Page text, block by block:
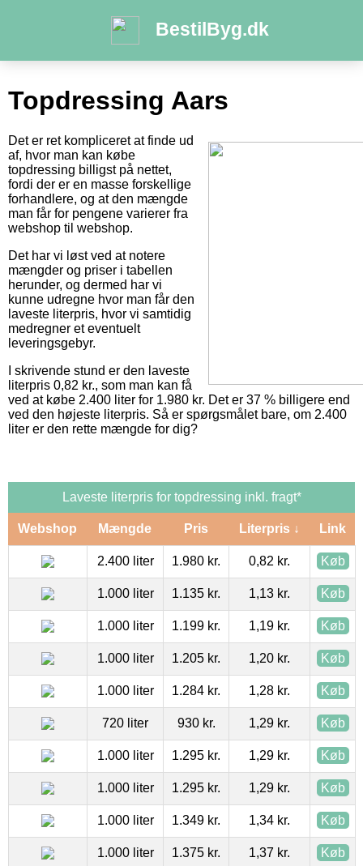
BestilByg.dk
Topdressing Aars
Det er ret kompliceret at finde ud
af, hvor man kan købe
topdressing billigst på nettet,
fordi der er en masse forskellige
forhandlere, og at den mængde
man får for pengene varierer fra
webshop til webshop.
Det har vi løst ved at notere
mængder og priser i tabellen
herunder, og dermed har vi
kunne udregne hvor man får den
laveste literpris, hvor vi samtidig
medregner et eventuelt
leveringsgebyr.
I skrivende stund er den laveste
literpris 0,82 kr., som man kan få
ved at købe 2.400 liter for 1.980 kr. Det er 37 % billigere end
ved den højeste literpris. Så er spørgsmålet bare, om 2.400
liter er den rette mængde for dig?
Laveste literpris for topdressing inkl. fragt*
Webshop Mængde Pris Literpris ↓ Link
2.400 liter 1.980 kr. 0,82 kr. Køb
1.000 liter 1.135 kr. 1,13 kr. Køb
1.000 liter 1.199 kr. 1,19 kr. Køb
1.000 liter 1.205 kr. 1,20 kr. Køb
1.000 liter 1.284 kr. 1,28 kr. Køb
720 liter 930 kr. 1,29 kr. Køb
1.000 liter 1.295 kr. 1,29 kr. Køb
1.000 liter 1.295 kr. 1,29 kr. Køb
1.000 liter 1.349 kr. 1,34 kr. Køb
1.000 liter 1.375 kr. 1,37 kr. Køb